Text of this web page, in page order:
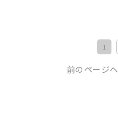
前のページヘ
1